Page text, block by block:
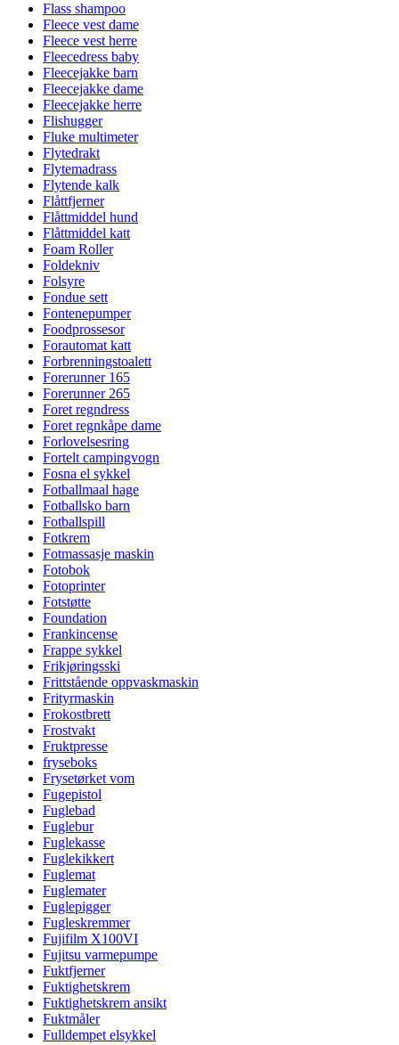
Flass shampoo
Fleece vest dame
Fleece vest herre
Fleecedress baby
Fleecejakke barn
Fleecejakke dame
Fleecejakke herre
Flishugger
Fluke multimeter
Flytedrakt
Flytemadrass
Flytende kalk
Flåttfjerner
Flåttmiddel hund
Flåttmiddel katt
Foam Roller
Foldekniv
Folsyre
Fondue sett
Fontenepumper
Foodprossesor
Forautomat katt
Forbrenningstoalett
Forerunner 165
Forerunner 265
Foret regndress
Foret regnkåpe dame
Forlovelsesring
Fortelt campingvogn
Fosna el sykkel
Fotballmaal hage
Fotballsko barn
Fotballspill
Fotkrem
Fotmassasje maskin
Fotobok
Fotoprinter
Fotstøtte
Foundation
Frankincense
Frappe sykkel
Frikjøringsski
Frittstående oppvaskmaskin
Frityrmaskin
Frokostbrett
Frostvakt
Fruktpresse
fryseboks
Frysetørket vom
Fugepistol
Fuglebad
Fuglebur
Fuglekasse
Fuglekikkert
Fuglemat
Fuglemater
Fuglepigger
Fugleskremmer
Fujifilm X100VI
Fujitsu varmepumpe
Fuktfjerner
Fuktighetskrem
Fuktighetskrem ansikt
Fuktmåler
Fulldempet elsykkel